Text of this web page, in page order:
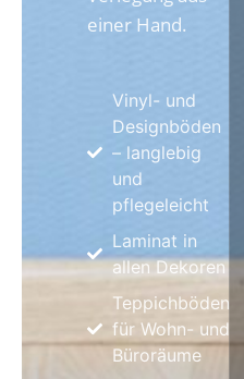
einer Hand.
Vinyl- und
Designböden
– langlebig
und
pflegeleicht
Laminat in
allen Dekoren
Teppichböden
für Wohn- und
Büroräume